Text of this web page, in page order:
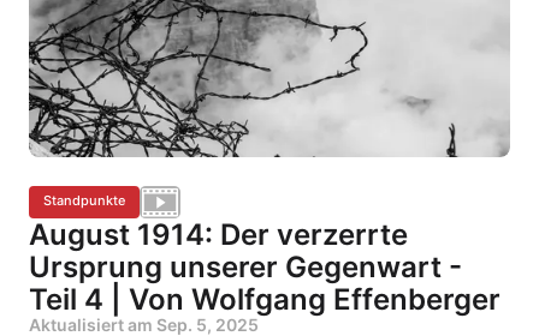
Standpunkte
August 1914: Der verzerrte
Ursprung unserer Gegenwart -
Teil 4 | Von Wolfgang Effenberger
Aktualisiert am Sep. 5, 2025